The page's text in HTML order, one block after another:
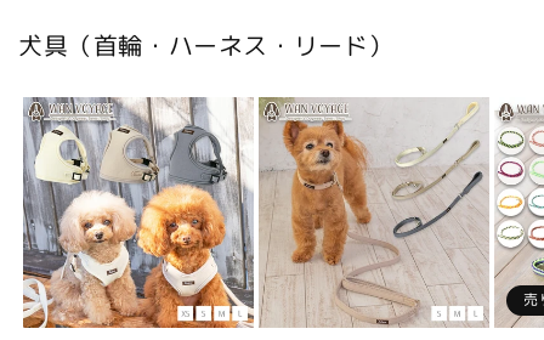
犬具（首輪・ハーネス・リード）
売